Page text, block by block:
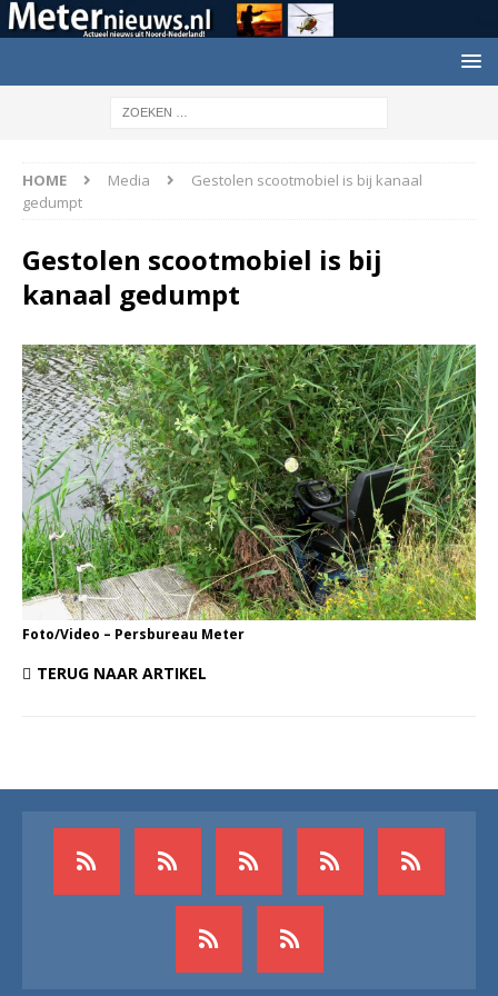
HOME Media
Gestolen scootmobiel is bij kanaal
gedumpt
Gestolen scootmobiel is bij
kanaal gedumpt
Foto/Video – Persbureau Meter
TERUG NAAR ARTIKEL